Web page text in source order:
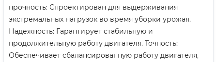
прочность: Спроектирован для выдерживания
экстремальных нагрузок во время уборки урожая.
Надежность: Гарантирует стабильную и
продолжительную работу двигателя. Точность:
Обеспечивает сбалансированную работу двигателя,